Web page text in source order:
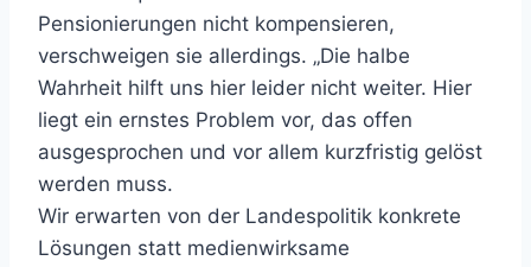
Pensionierungen nicht kompensieren,
verschweigen sie allerdings. „Die halbe
Wahrheit hilft uns hier leider nicht weiter. Hier
liegt ein ernstes Problem vor, das offen
ausgesprochen und vor allem kurzfristig gelöst
werden muss.
Wir erwarten von der Landespolitik konkrete
Lösungen statt medienwirksame